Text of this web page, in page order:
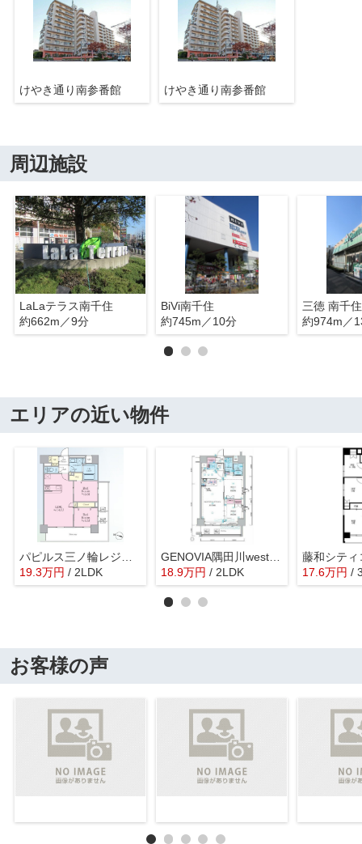
けやき通り南参番館 けやき通り南参番館
周辺施設
LaLaテラス南千住
約662m／9分
BiVi南千住
約745m／10分
三徳 南千
約974m／
エリアの近い物件
パピルス三ノ輪レジデンス
19.3万円 / 2LDK
GENOVIA隅田川west skygarden
18.9万円 / 2LDK 17.6万円 /
お客様の声